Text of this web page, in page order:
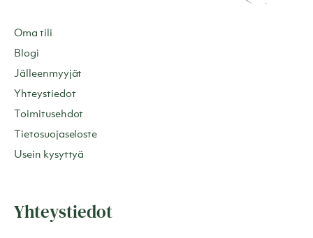
Oma tili
Blogi
Jälleenmyyjät
Yhteystiedot
Toimitusehdot
Tietosuojaseloste
Usein kysyttyä
Yhteystiedot